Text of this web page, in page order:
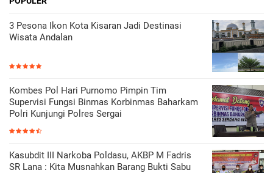
3 Pesona Ikon Kota Kisaran Jadi Destinasi
Wisata Andalan
Kombes Pol Hari Purnomo Pimpin Tim
Supervisi Fungsi Binmas Korbinmas Baharkam
Polri Kunjungi Polres Sergai
Kasubdit III Narkoba Poldasu, AKBP M Fadris
SR Lana : Kita Musnahkan Barang Bukti Sabu